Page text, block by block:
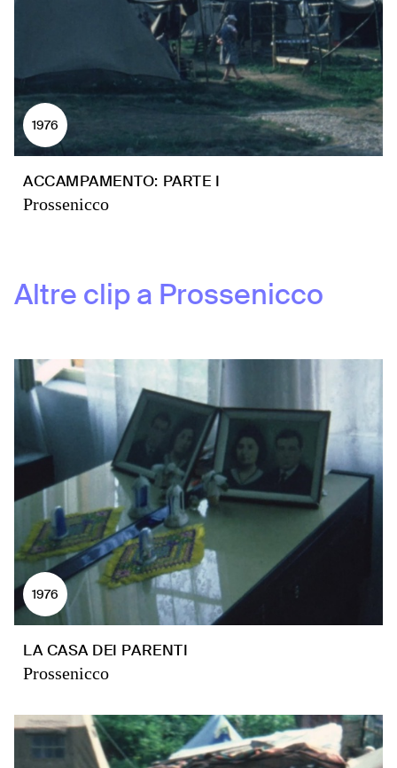
1976
ACCAMPAMENTO: PARTE I
Prossenicco
Altre clip a Prossenicco
1976
LA CASA DEI PARENTI
Prossenicco